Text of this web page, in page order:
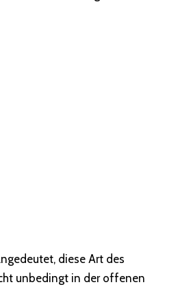
diese Art des
unbedingt in der offenen